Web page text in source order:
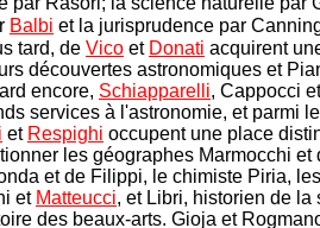
Balbi et la jurisprudence par
tard, de Vico et Donati acquirent
découvertes astronomiques et
encore, Schiapparelli, Cappocci
services à l'astronomie, et parmi
et Respighi occupent une place
les géographes Marmocchi et
et de Filippi, le chimiste Piria,
et Matteucci, et Libri, historien de
des beaux-arts. Gioja et